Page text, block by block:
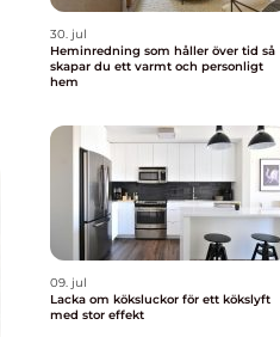
30. jul
Heminredning som håller över tid så
skapar du ett varmt och personligt
hem
09. jul
Lacka om köksluckor för ett kökslyft
med stor effekt